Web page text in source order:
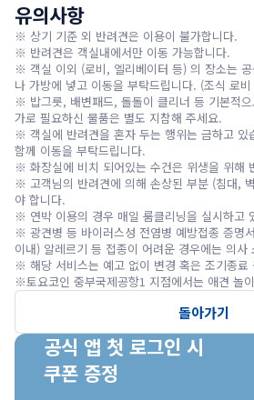
유의사항
※ 상기 기준 외 반려견은 이용이 불가합니다.
※ 반려견은 객실내에서만 이동 가능합니다.
※ 객실 이외 (로비, 엘리베이터 등) 의 장소는
나 가방에 넣고 이동을 부탁드립니다. (조식 로
※ 밥그릇, 배변패드, 돌돌이 클리너 등 기본적
가로 필요하신 물품은 별도 지참해 주세요.
※ 객실에 반려견을 혼자 두는 행위는 금하고 있
함께 이동을 부탁드립니다.
※ 화장실에 비치 되어있는 수건은 위생을 위해
※ 고객님의 반려견에 의해 손상된 부분 (침대,
야 합니다.
※ 연박 이용의 경우 매일 룸클리닝을 실시하고
※ 광견병 등 바이러스성 전염병 예방접종 증명
이내) 알레르기 등 접종이 어려운 경우에는 의사
※ 해당 서비스는 예고 없이 변경 혹은 조기종료
※토요코인 중부국제공항1 지점에서는 애견 놀
돌아가기
공식 앱 첫 로그인 시
쿠폰 증정